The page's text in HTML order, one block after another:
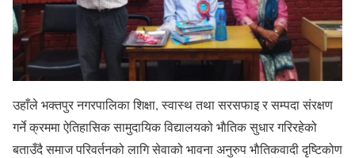
उहाँले भक्तपुर नगरपालिका शिक्षा, स्वास्थ तथा सरसफाइ र सम्पदा संरक्षण
गर्ने क्रममा ऐतिहासिक सामुदायिक विद्यालयको भाैतिक सुधार गरिरहेको
बताउँदै समाज परिवर्तनको लागि सेवाको भावना अनुरुप भाैतिकवादी दृष्टिकोण